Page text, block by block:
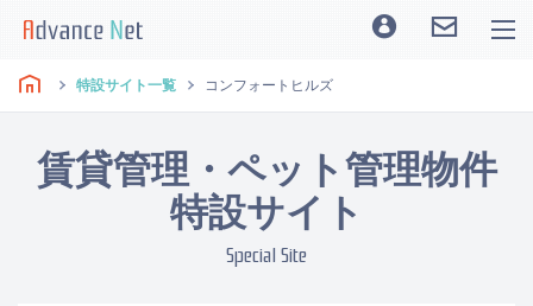
特設サイト一覧 コンフォートヒルズ
賃貸管理・ペット管理物件
特設サイト
Special Site